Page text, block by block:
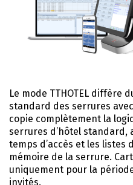
Le mode TTHOTEL diffère
standard des serrures avec
copie complètement la
serrures d’hôtel standard,
temps d’accès et les listes
mémoire de la serrure.
uniquement pour la
invités.